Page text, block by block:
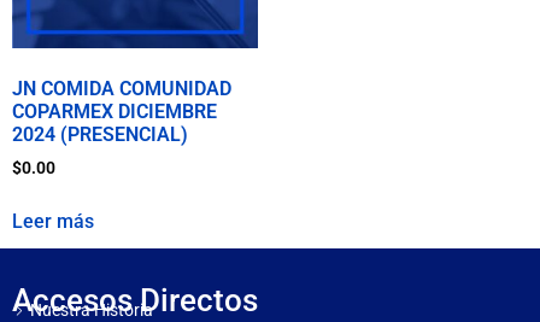
JN COMIDA COMUNIDAD
COPARMEX DICIEMBRE
2024 (PRESENCIAL)
$0.00
Leer más
Accesos Directos
Nuestra Historia